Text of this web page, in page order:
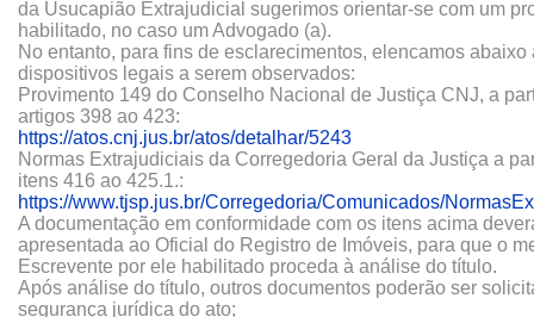
da Usucapião Extrajudicial sugerimos orientar-se com um
habilitado, no caso um Advogado (a).
No entanto, para fins de esclarecimentos, elencamos abaixo
dispositivos legais a serem observados:
Provimento 149 do Conselho Nacional de Justiça CNJ, a
artigos 398 ao 423:
https://atos.cnj.jus.br/atos/detalhar/5243
Normas Extrajudiciais da Corregedoria Geral da Justiça a
itens 416 ao 425.1.:
https://www.tjsp.jus.br/Corregedoria/Comunicados/
A documentação em conformidade com os itens acima
apresentada ao Oficial do Registro de Imóveis, para que o
Escrevente por ele habilitado proceda à análise do título.
Após análise do título, outros documentos poderão ser
segurança jurídica do ato;